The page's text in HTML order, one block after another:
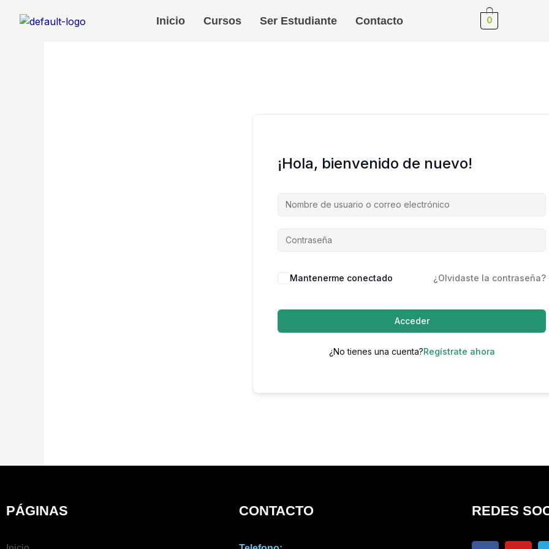
Inicio Cursos Ser Estudiante Contacto 0
¡Hola, bienvenido de nuevo!
Mantenerme conectado ¿Olvidaste la contraseña?
Acceder
¿No tienes una cuenta?Regístrate ahora
PÁGINAS CONTACTO REDES